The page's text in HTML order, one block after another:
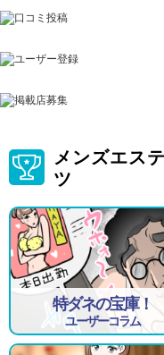
メンズエス
ツ
特ダネの宝庫！
ユーザーコラム